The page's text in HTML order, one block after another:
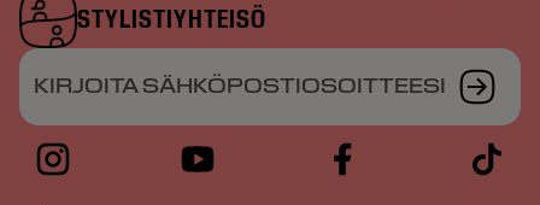
STYLISTIYHTEISÖ
KIRJOITA SÄHKÖPOSTIOSOITTEESI